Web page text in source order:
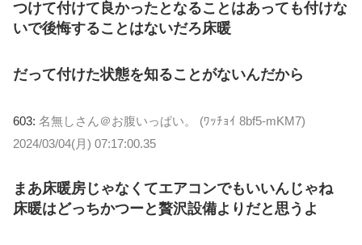
つけて付けて良かったとなることはあっても付けな
いで後悔することはないだろ床暖
だって付けた状態を知ることがないんだから
603: 名無しさん＠お腹いっぱい。 (ﾜｯﾁｮｲ 8bf5-mKM7)
2024/03/04(月) 07:17:00.35
まあ床暖房じゃなくてエアコンでもいいんじゃね
床暖はどっちかつーと贅沢設備よりだと思うよ